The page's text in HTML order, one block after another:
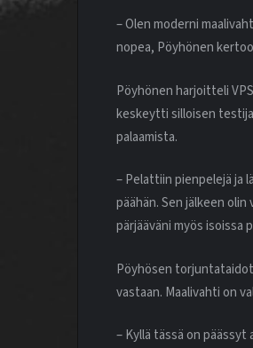
– Olen moderni
nopea, Pöyhönen
Pöyhönen harjoitteli
keskeytti silloisen
palaamista.
– Pelattiin pienpelejä ja
päähän. Sen jälkeen
pärjääväni myös isoissa
Pöyhösen
vastaan. Maalivahti on
– Kyllä tässä on